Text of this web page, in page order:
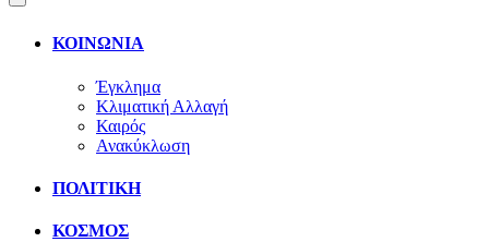
ΚΟΙΝΩΝΙΑ
Έγκλημα
Κλιματική Αλλαγή
Καιρός
Ανακύκλωση
ΠΟΛΙΤΙΚΗ
ΚΟΣΜΟΣ